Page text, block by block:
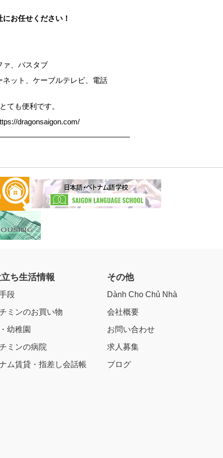
お任せください！
ァ、バスタブ
ット、ケーブルテレビ、電話
ても便利です。
dragonsaigon.com/
ち生活情報
段
ミンのお買い物
幼稚園
ミンの病院
ム賃貸・指差し会話帳
その他
Dành Cho Chủ Nhà
会社概要
お問い合わせ
求人募集
ブログ